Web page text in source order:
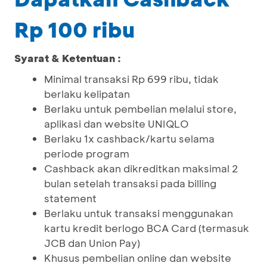
Rp 100 ribu
Syarat & Ketentuan :
Minimal transaksi Rp 699 ribu, tidak
berlaku kelipatan
Berlaku untuk pembelian melalui store,
aplikasi dan website UNIQLO
Berlaku 1x cashback/kartu selama
periode program
Cashback akan dikreditkan maksimal 2
bulan setelah transaksi pada billing
statement
Berlaku untuk transaksi menggunakan
kartu kredit berlogo BCA Card (termasuk
JCB dan Union Pay)
Khusus pembelian online dan website